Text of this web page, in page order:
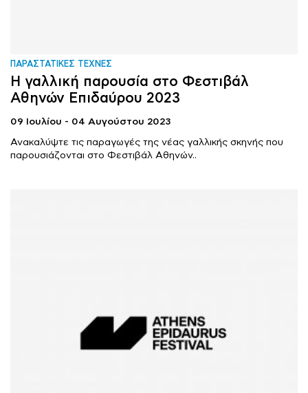
ΠΑΡΑΣΤΑΤΙΚΕΣ ΤΕΧΝΕΣ
Η γαλλική παρουσία στο Φεστιβάλ
Αθηνών Επιδαύρου 2023
09 Ιουλίου - 04 Αυγούστου 2023
Ανακαλύψτε τις παραγωγές της νέας γαλλικής σκηνής που
παρουσιάζονται στο Φεστιβάλ Αθηνών..